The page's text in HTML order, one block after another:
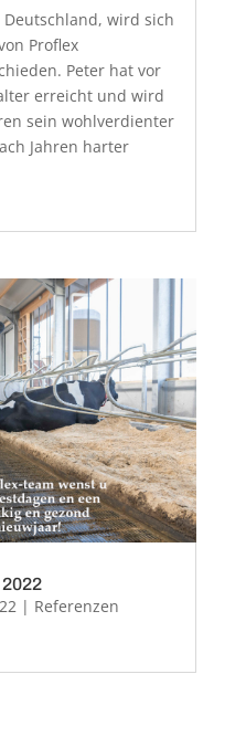
wird sich
Proflex
Peter hat vor
erreicht und wird
sein wohlverdienter
Jahren harter
| Referenzen